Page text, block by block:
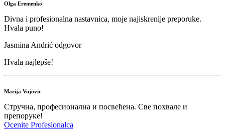
Olga Eremenko
Divna i profesionalna nastavnica, moje najiskrenije preporuke.
Hvala puno!
Jasmina Andrić odgovor
Hvala najlepše!
Marija Vujovic
Стручна, професионална и посвећена. Све похвале и
препоруке!
Ocenite Profesionalca